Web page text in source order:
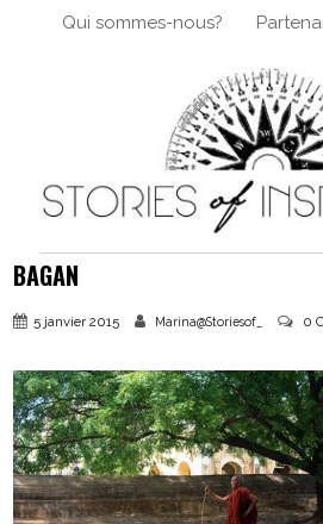
Qui sommes-nous?
BAGAN
5 janvier 2015 Marina@Storiesof_ 0